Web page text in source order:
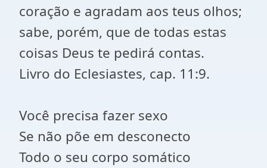
coração e agradam aos teus olhos;
sabe, porém, que de todas estas
coisas Deus te pedirá contas.
Livro do Eclesiastes, cap. 11:9.
Você precisa fazer sexo
Se não põe em desconecto
Todo o seu corpo somático